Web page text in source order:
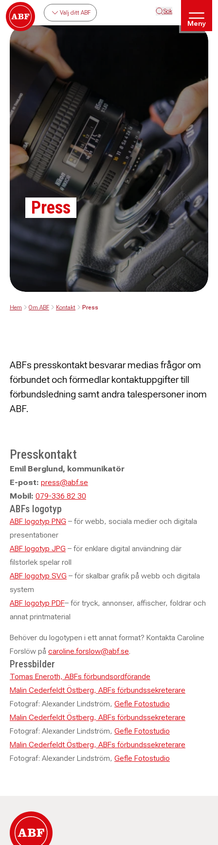
Välj ditt ABF Sök
Meny
Press
Hem Om ABF Kontakt Press
ABFs presskontakt besvarar medias frågor om
förbundet och förmedlar kontaktuppgifter till
förbundsledning samt andra talespersoner inom
ABF.
Presskontakt
Emil Berglund, kommunikatör
E-post: press@abf.se
Mobil: 079-336 82 30
ABFs logotyp
ABF logotyp PNG – för webb, sociala medier och digitala
presentationer
ABF logotyp JPG – för enklare digital användning där
filstorlek spelar roll
ABF logotyp SVG – för skalbar grafik på webb och digitala
system
ABF logotyp PDF– för tryck, annonser, affischer, foldrar och
annat printmaterial
Behöver du logotypen i ett annat format? Kontakta Caroline
Forslöw på caroline.forslow@abf.se.
Pressbilder
Tomas Eneroth, ABFs förbundsordförande
Malin Cederfeldt Östberg, ABFs förbundssekreterare
Fotograf: Alexander Lindström, Gefle Fotostudio
Malin Cederfeldt Östberg, ABFs förbundssekreterare
Fotograf: Alexander Lindström, Gefle Fotostudio
Malin Cederfeldt Östberg, ABFs förbundssekreterare
Fotograf: Alexander Lindström, Gefle Fotostudio